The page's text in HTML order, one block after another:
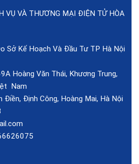
VỤ VÀ THƯƠNG MẠI ĐIỆN TỬ HÒA
Sở Kế Hoạch Và Đầu Tư TP Hà Nội
Hoàng Văn Thái, Khương Trung,
Nam
Điền, Định Công, Hoàng Mai, Hà Nội